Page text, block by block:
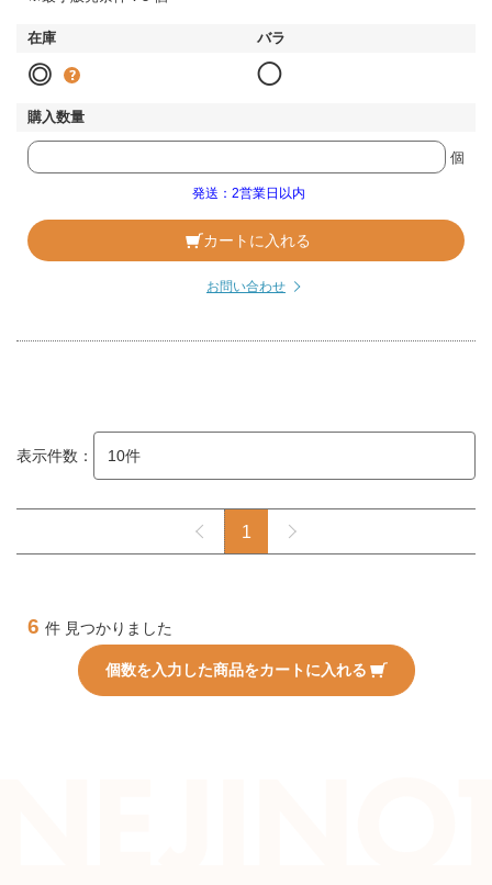
◎ ◯
個
発送：2営業日以内
カートに入れる
お問い合わせ
表示件数：
1
6 件 見つかりました
個数を入力した商品をカートに入れる